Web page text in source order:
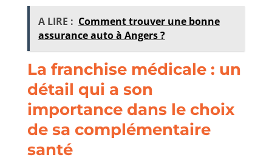
A LIRE : Comment trouver une bonne
assurance auto à Angers ?
La franchise médicale : un
détail qui a son
importance dans le choix
de sa complémentaire
santé